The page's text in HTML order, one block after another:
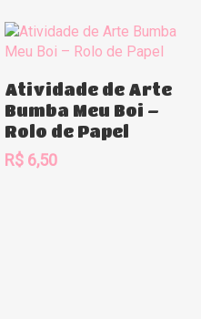
Comprar
Atividade de Arte
Bumba Meu Boi –
Rolo de Papel
R$6,50